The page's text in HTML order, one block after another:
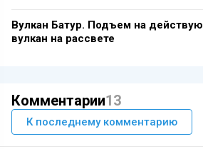
Вулкан Батур. Подъем на
вулкан на рассвете
Комментарии13
К последнему комментарию